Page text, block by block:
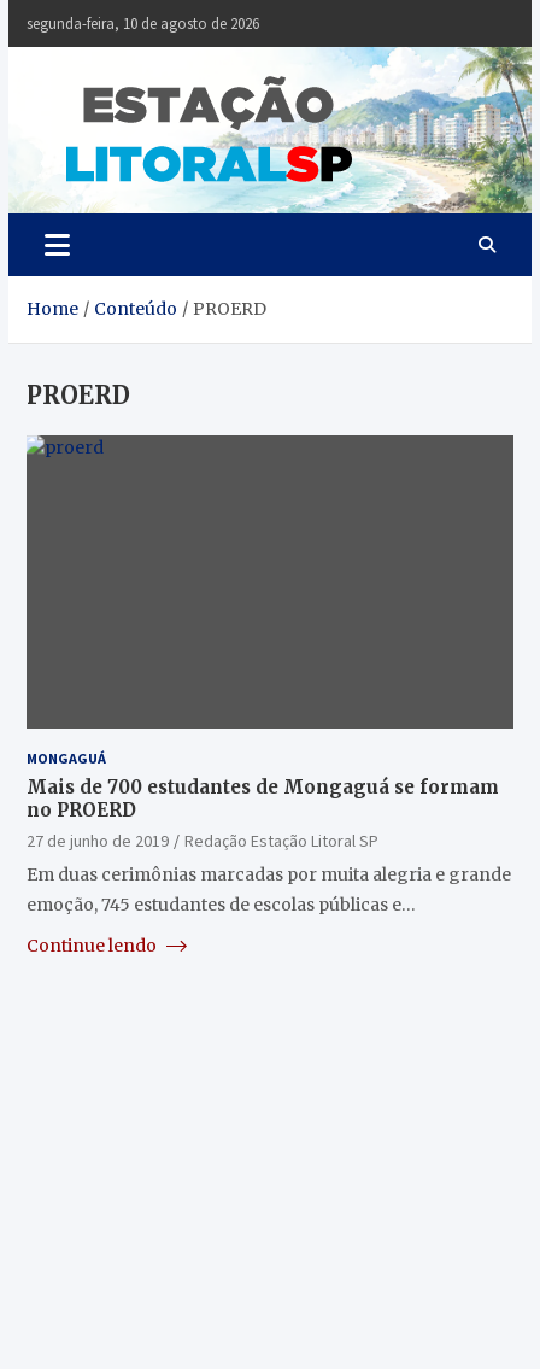
segunda-feira, 10 de agosto de 2026
Litoral
Notícias da
Baixada Santista
Home Conteúdo PROERD
PROERD
MONGAGUÁ
Mais de 700 estudantes de Mongaguá se formam
no PROERD
27 de junho de 2019
Redação Estação Litoral SP
Em duas cerimônias marcadas por muita alegria e grande
emoção, 745 estudantes de escolas públicas e…
Continue lendo